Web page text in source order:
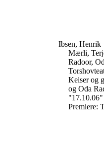
Ibsen, Henrik
Mærli,
Radoor,
Keiser og
og Oda
"17.10.06"
Premiere: